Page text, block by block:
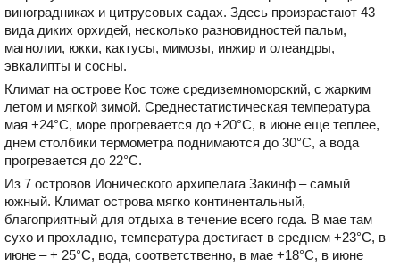
виноградниках и цитрусовых садах. Здесь произрастают 43
вида диких орхидей, несколько разновидностей пальм,
магнолии, юкки, кактусы, мимозы, инжир и олеандры,
эвкалипты и сосны.
Климат на острове Кос тоже средиземноморский, с жарким
летом и мягкой зимой. Среднестатистическая температура
мая +24°С, море прогревается до +20°С, в июне еще теплее,
днем столбики термометра поднимаются до 30°С, а вода
прогревается до 22°С.
Из 7 островов Ионического архипелага Закинф – самый
южный. Климат острова мягко континентальный,
благоприятный для отдыха в течение всего года. В мае там
сухо и прохладно, температура достигает в среднем +23°C, в
июне – + 25°С, вода, соответственно, в мае +18°С, в июне